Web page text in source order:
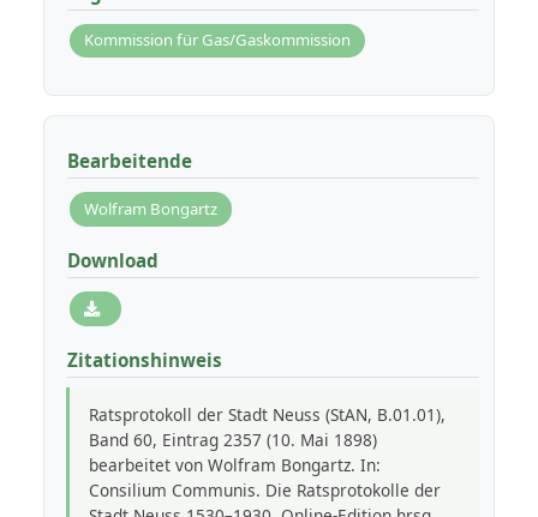
Kommission für Gas/Gaskommission
Bearbeitende
Wolfram Bongartz
Download
Zitationshinweis
Ratsprotokoll der Stadt Neuss (StAN, B.01.01),
Band 60, Eintrag 2357 (10. Mai 1898)
bearbeitet von Wolfram Bongartz. In:
Consilium Communis. Die Ratsprotokolle der